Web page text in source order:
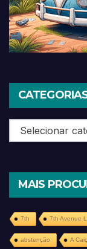
Categorias
MAIS
7th 7th Avenue
abstenção A